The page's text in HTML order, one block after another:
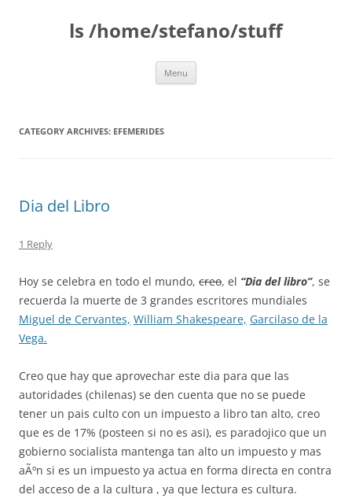
ls /home/stefano/stuff
Menu
CATEGORY ARCHIVES: EFEMERIDES
Dia del Libro
1 Reply
Hoy se celebra en todo el mundo, creo, el “Dia del libro”, se
recuerda la muerte de 3 grandes escritores mundiales
Miguel de Cervantes, William Shakespeare, Garcilaso de la
Vega.
Creo que hay que aprovechar este dia para que las
autoridades (chilenas) se den cuenta que no se puede
tener un pais culto con un impuesto a libro tan alto, creo
que es de 17% (posteen si no es asi), es paradojico que un
gobierno socialista mantenga tan alto un impuesto y mas
aÃºn si es un impuesto ya actua en forma directa en contra
del acceso de a la cultura , ya que lectura es cultura.